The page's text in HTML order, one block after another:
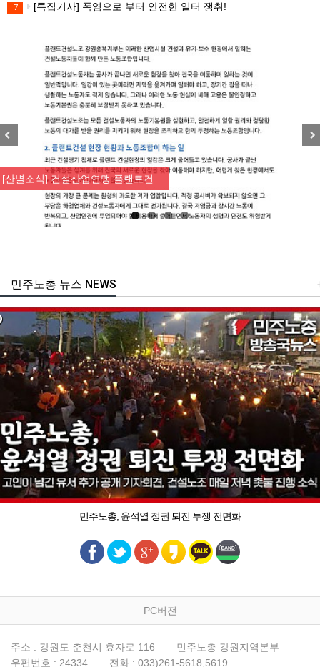
7 [특집기사] 폭염으로 부터 안전한 일터 쟁취!
[산별소식] 건설산업연맹 플랜트건…
주노총 뉴스 NEWS
민주노총, 윤석열 정권 퇴진 투쟁 전면화
PC버전
주소 : 강원도 춘천시 효자로 116
민주노총 강원지역본부
우편번호 : 24334
전화 : 033)261-5618,5619